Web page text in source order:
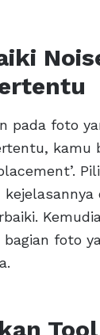
pada foto
kamu
foto
Tool